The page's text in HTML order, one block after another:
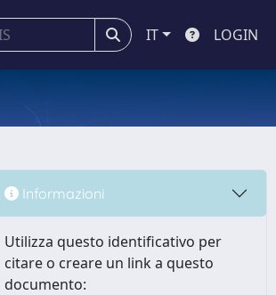
IT LOGIN
Informazioni
Utilizza questo identificativo per
citare o creare un link a questo
documento: